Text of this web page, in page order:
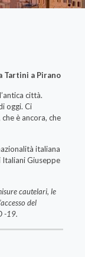
Tartini a Pirano
città.
oggi. Ci
è ancora, che
italiana
Italiani Giuseppe
cautelari, le
del
-19.